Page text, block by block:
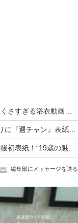
編集部にメッセージを送る